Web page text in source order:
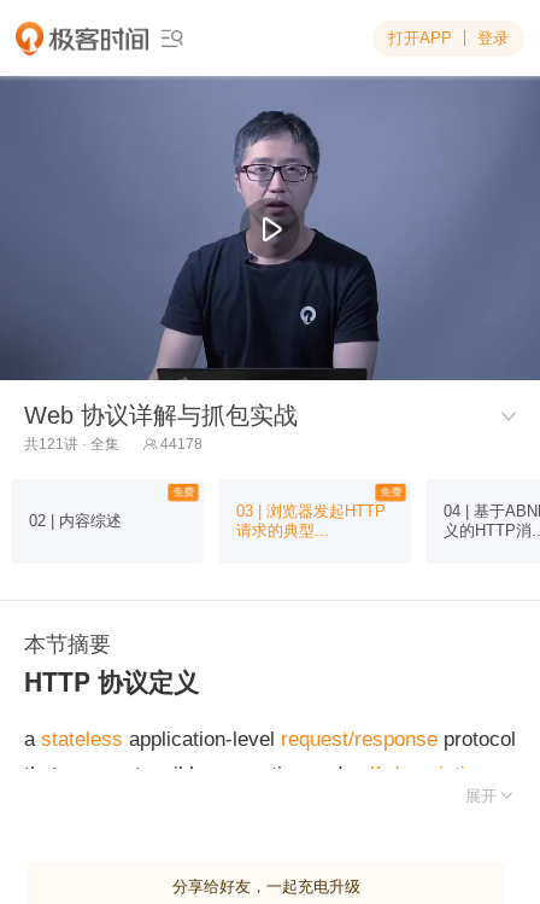
 打开APP 登录
Web 协议详解与抓包实战 
共121讲 · 全集  44178
免费
02 | 内容综述
免费
03 | 浏览器发起HTTP
请求的典型...
04 | 基于
义的HTTP消
本节摘要
HTTP 协议定义
a stateless application-level request/response protocol
that uses extensible semantics and
self-descriptive
展开 
分享给好友，一起充电升级